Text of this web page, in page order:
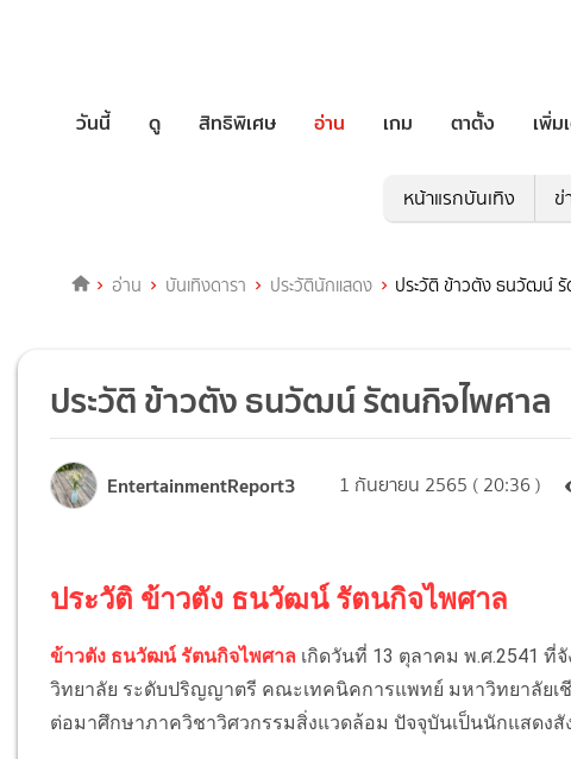
วันนี้ ดู สิทธิพิเศษ อ่าน เกม ตาตั้ง เพิ่ม
หน้าแรกบันเทิง ข่
อ่าน บันเทิงดารา ประวัตินักแสดง ประวัติ ข้าวตัง ธนวัฒน์
ประวัติ ข้าวตัง ธนวัฒน์ รัตนกิจไพศาล
EntertainmentReport3 1 กันยายน 2565 ( 20:36 )
ประวัติ ข้าวตัง ธนวัฒน์ รัตนกิจไพศาล
ข้าวตัง ธนวัฒน์ รัตนกิจไพศาล เกิดวันที่ 13 ตุลาคม พ.ศ.2541 ที่
วิทยาลัย ระดับปริญญาตรี คณะเทคนิคการแพทย์ มหาวิทยาลัยเ
ต่อมาศึกษาภาควิชาวิศวกรรมสิ่งแวดล้อม ปัจจุบันเป็นนักแสดงสั